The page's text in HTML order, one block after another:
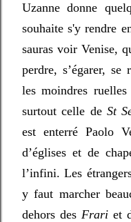
Uzanne donne
souhaite s'y rendre
sauras voir Venise,
perdre, s’égarer, se
les moindres
surtout celle de St
est enterré Paolo
d’églises et de
l’infini. Les
y faut marcher
dehors des Frariet